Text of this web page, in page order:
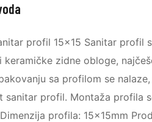
profil 15x15 Sanitar profil
keramičke zidne obloge,
sa profilom se
sanitar profil. Montaža profila
profila: 15x15mm